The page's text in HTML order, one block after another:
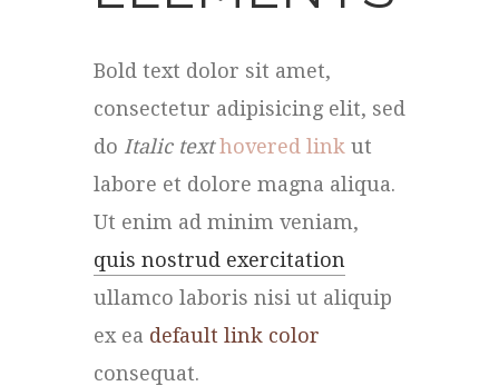
Bold text dolor sit amet,
consectetur adipisicing elit, sed
do Italic text hovered link ut
labore et dolore magna aliqua.
Ut enim ad minim veniam,
quis nostrud exercitation
ullamco laboris nisi ut aliquip
ex ea default link color
consequat.